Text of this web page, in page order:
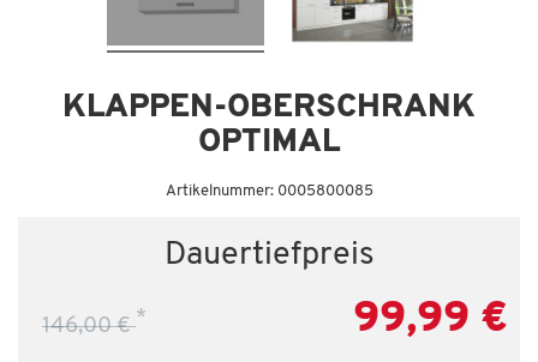
KLAPPEN-OBERSCHRANK
OPTIMAL
Artikelnummer: 0005800085
Dauertiefpreis
146,00 €* 99,99 €